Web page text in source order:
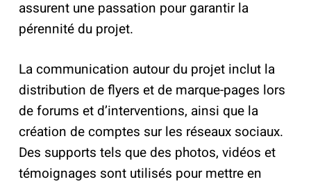
assurent une passation pour garantir la
pérennité du projet.
La communication autour du projet inclut la
distribution de flyers et de marque-pages lors
de forums et d’interventions, ainsi que la
création de comptes sur les réseaux sociaux.
Des supports tels que des photos, vidéos et
témoignages sont utilisés pour mettre en